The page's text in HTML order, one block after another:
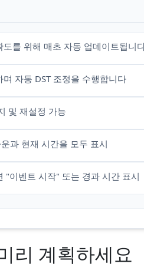
도를 위해 매초 자동 업데이트됩니
자동 DST 조정을 수행합니다
및 재설정 가능
과 현재 시간을 모두 표시
"이벤트 시작" 또는 경과 시간 표시
리 계획하세요